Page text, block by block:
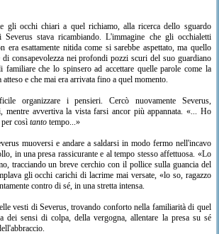
gli occhi chiari a quel richiamo, alla ricerca dello sguardo
stava ricambiando. L'immagine che gli occhialetti
esattamente nitida come si sarebbe aspettato, ma quello
di consapevolezza nei profondi pozzi scuri del suo guardiano
familiare che lo spinsero ad accettare quelle parole come la
atteso e che mai era arrivata fino a quel momento.
organizzare i pensieri. Cercò nuovamente Severus,
mentre avvertiva la vista farsi ancor più appannata. «... Ho
per così tanto tempo...»
muoversi e andare a saldarsi in modo fermo nell'incavo
in una presa rassicurante e al tempo stesso affettuosa. «Lo
tracciando un breve cerchio con il pollice sulla guancia del
gli occhi carichi di lacrime mai versate, «lo so, ragazzo
contro di sé, in una stretta intensa.
vesti di Severus, trovando conforto nella familiarità di quel
dei sensi di colpa, della vergogna, allentare la presa su sé